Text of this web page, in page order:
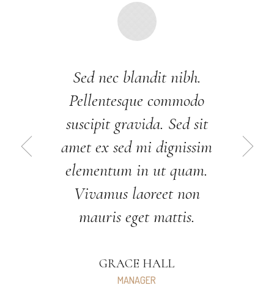
Sed nec blandit nibh.
Pellentesque commodo
suscipit gravida. Sed sit
amet ex sed mi dignissim
elementum in ut quam.
Vivamus laoreet non
mauris eget mattis.
GRACE HALL
MANAGER